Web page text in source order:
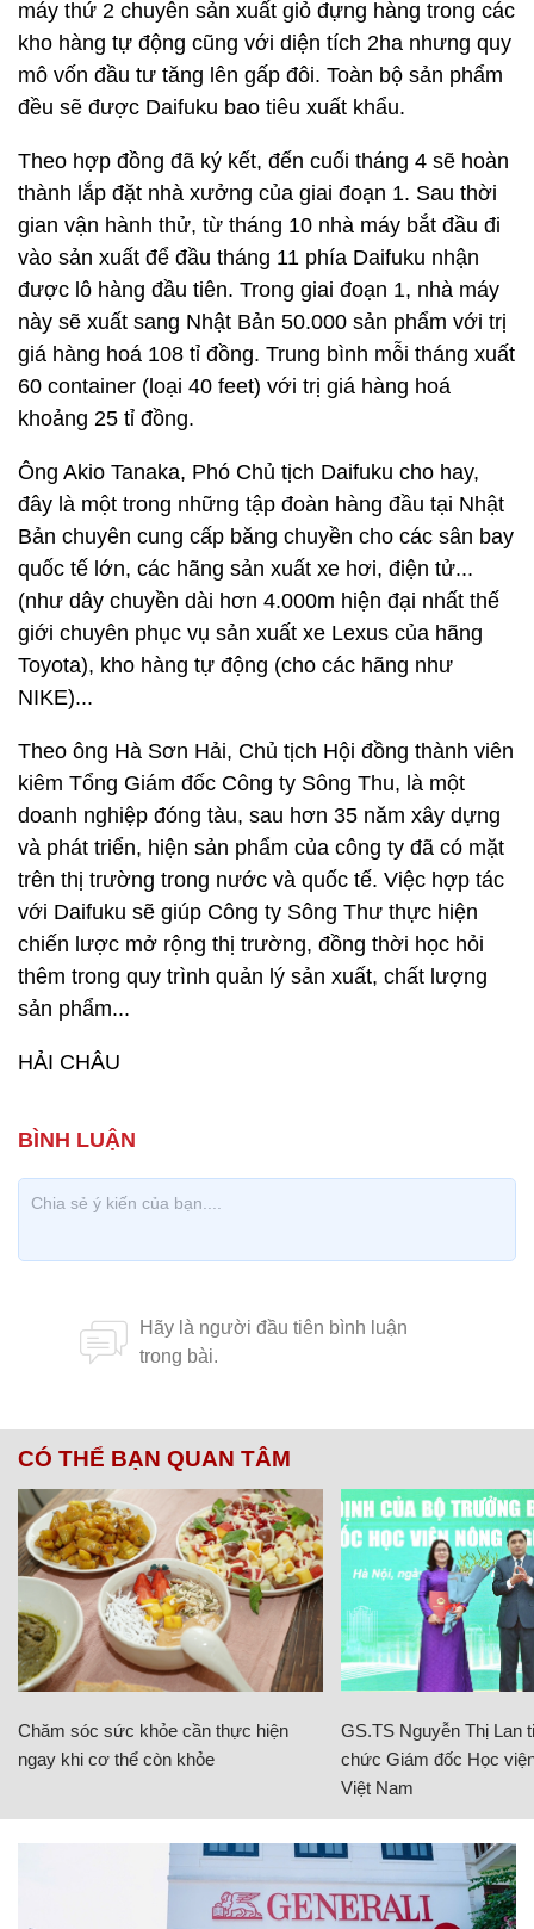
máy thứ 2 chuyên sản xuất giỏ đựng hàng trong các
kho hàng tự động cũng với diện tích 2ha nhưng quy
mô vốn đầu tư tăng lên gấp đôi. Toàn bộ sản phẩm
đều sẽ được Daifuku bao tiêu xuất khẩu.
Theo hợp đồng đã ký kết, đến cuối tháng 4 sẽ hoàn
thành lắp đặt nhà xưởng của giai đoạn 1. Sau thời
gian vận hành thử, từ tháng 10 nhà máy bắt đầu đi
vào sản xuất để đầu tháng 11 phía Daifuku nhận
được lô hàng đầu tiên. Trong giai đoạn 1, nhà máy
này sẽ xuất sang Nhật Bản 50.000 sản phẩm với trị
giá hàng hoá 108 tỉ đồng. Trung bình mỗi tháng xuất
60 container (loại 40 feet) với trị giá hàng hoá
khoảng 25 tỉ đồng.
Ông Akio Tanaka, Phó Chủ tịch Daifuku cho hay,
đây là một trong những tập đoàn hàng đầu tại Nhật
Bản chuyên cung cấp băng chuyền cho các sân bay
quốc tế lớn, các hãng sản xuất xe hơi, điện tử...
(như dây chuyền dài hơn 4.000m hiện đại nhất thế
giới chuyên phục vụ sản xuất xe Lexus của hãng
Toyota), kho hàng tự động (cho các hãng như
NIKE)...
Theo ông Hà Sơn Hải, Chủ tịch Hội đồng thành viên
kiêm Tổng Giám đốc Công ty Sông Thu, là một
doanh nghiệp đóng tàu, sau hơn 35 năm xây dựng
và phát triển, hiện sản phẩm của công ty đã có mặt
trên thị trường trong nước và quốc tế. Việc hợp tác
với Daifuku sẽ giúp Công ty Sông Thư thực hiện
chiến lược mở rộng thị trường, đồng thời học hỏi
thêm trong quy trình quản lý sản xuất, chất lượng
sản phẩm...
HẢI CHÂU
CÓ THỂ BẠN QUAN TÂM
Chăm sóc sức khỏe cần thực hiện
ngay khi cơ thể còn khỏe
GS.TS Nguyễn Thị Lan
chức Giám đốc Học
Việt Nam